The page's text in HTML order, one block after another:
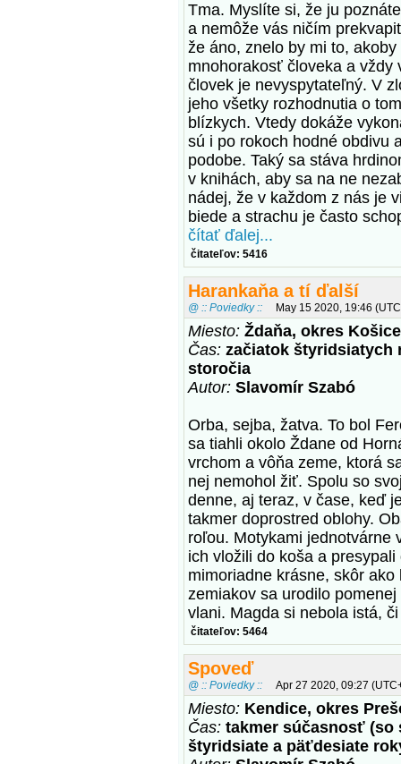
Tma. Myslíte si, že ju
a nemôže vás ničím
že áno, znelo by mi to,
mnohorakosť človeka a vždy
človek je nevyspytateľný. V
jeho všetky rozhodnutia o
blízkych. Vtedy dokáže
sú i po rokoch hodné obdivu
podobe. Taký sa stáva
v knihách, aby sa na ne
nádej, že v každom z nás je
biede a strachu je často
čítať ďalej...
čitateľov: 5416
Harankaňa a tí ďalší
@ :: Poviedky :: May 15 2020, 19:46
Miesto: Ždaňa, okres
Čas: začiatok štyridsiatych
storočia
Autor: Slavomír Szabó
Orba, sejba, žatva. To bol
sa tiahli okolo Ždane od
vrchom a vôňa zeme, ktorá
nej nemohol žiť. Spolu so
denne, aj teraz, v čase, keď
takmer doprostred oblohy.
roľou. Motykami jednotvárne
ich vložili do koša a
mimoriadne krásne, skôr
zemiakov sa urodilo
vlani. Magda si nebola istá,
čitateľov: 5464
Spoveď
@ :: Poviedky :: Apr 27 2020, 09:27
Miesto: Kendice, okres
Čas: takmer súčasnosť (so
štyridsiate a päťdesiate